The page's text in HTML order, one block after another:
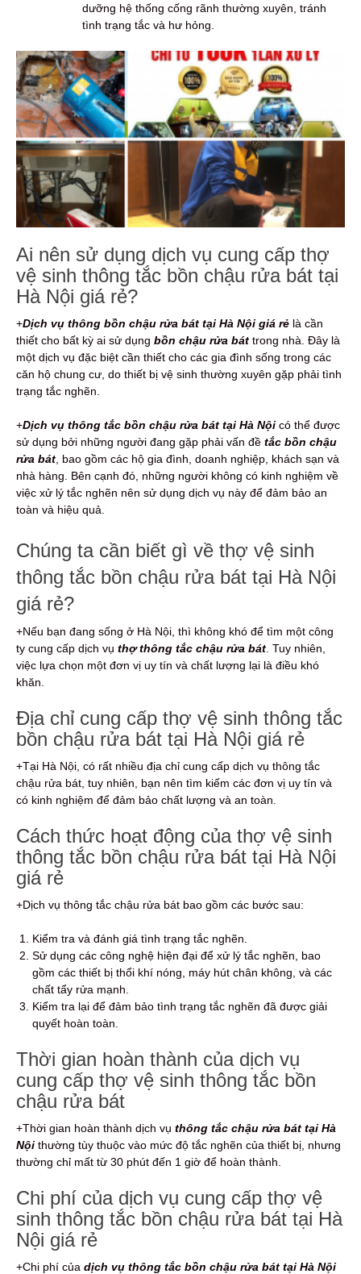
dưỡng hệ thống cống rãnh thường xuyên, tránh
tình trạng tắc và hư hỏng.
Ai nên sử dụng dịch vụ cung cấp thợ
vệ sinh thông tắc bồn chậu rửa bát tại
Hà Nội giá rẻ?
+Dịch vụ thông bồn chậu rửa bát tại Hà Nội giá rẻ là cần
thiết cho bất kỳ ai sử dụng bồn chậu rửa bát trong nhà. Đây là
một dịch vụ đặc biệt cần thiết cho các gia đình sống trong các
căn hộ chung cư, do thiết bị vệ sinh thường xuyên gặp phải tình
trạng tắc nghẽn.
+Dịch vụ thông tắc bồn chậu rửa bát tại Hà Nội có thể được
sử dụng bởi những người đang gặp phải vấn đề tắc bồn chậu
rửa bát , bao gồm các hộ gia đình, doanh nghiệp, khách sạn và
nhà hàng. Bên cạnh đó, những người không có kinh nghiệm về
việc xử lý tắc nghẽn nên sử dụng dịch vụ này để đảm bảo an
toàn và hiệu quả.
Chúng ta cần biết gì về thợ vệ sinh
thông tắc bồn chậu rửa bát tại Hà Nội
giá rẻ?
+Nếu bạn đang sống ở Hà Nội, thì không khó để tìm một công
ty cung cấp dịch vụ thợ thông tắc chậu rửa bát . Tuy nhiên,
việc lựa chọn một đơn vị uy tín và chất lượng lại là điều khó
khăn.
Địa chỉ cung cấp thợ vệ sinh thông tắc
bồn chậu rửa bát tại Hà Nội giá rẻ
+Tại Hà Nội, có rất nhiều địa chỉ cung cấp dịch vụ thông tắc
chậu rửa bát, tuy nhiên, bạn nên tìm kiếm các đơn vị uy tín và
có kinh nghiệm để đảm bảo chất lượng và an toàn.
Cách thức hoạt động của thợ vệ sinh
thông tắc bồn chậu rửa bát tại Hà Nội
giá rẻ
+Dịch vụ thông tắc chậu rửa bát bao gồm các bước sau:
Kiểm tra và đánh giá tình trạng tắc nghẽn.
Sử dụng các công nghệ hiện đại để xử lý tắc nghẽn, bao
gồm các thiết bị thổi khí nóng, máy hút chân không, và các
chất tẩy rửa mạnh.
Kiểm tra lại để đảm bảo tình trạng tắc nghẽn đã được giải
quyết hoàn toàn.
Thời gian hoàn thành của dịch vụ
cung cấp thợ vệ sinh thông tắc bồn
chậu rửa bát
+Thời gian hoàn thành dịch vụ thông tắc chậu rửa bát tại Hà
Nội thường tùy thuộc vào mức độ tắc nghẽn của thiết bị, nhưng
thường chỉ mất từ 30 phút đến 1 giờ để hoàn thành.
Chi phí của dịch vụ cung cấp thợ vệ
sinh thông tắc bồn chậu rửa bát tại Hà
Nội giá rẻ
+Chi phí của dịch vụ thông tắc bồn chậu rửa bát tại Hà Nội